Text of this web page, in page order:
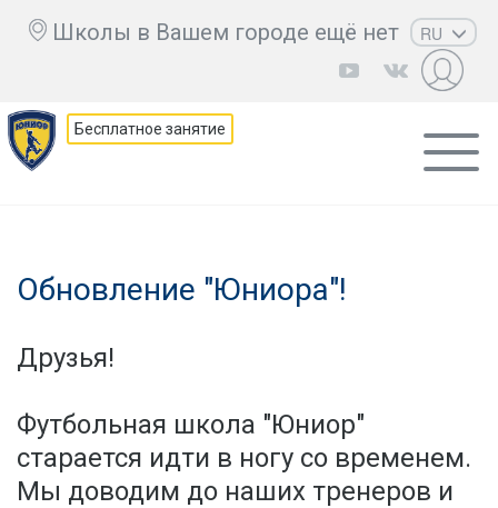
Школы в Вашем городе ещё нет
RU
EN
KZ
AZ
Бесплатное занятие
Обновление "Юниора"!
Друзья!
Футбольная школа "Юниор"
старается идти в ногу со временем.
Мы доводим до наших тренеров и